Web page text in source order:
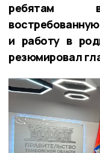
ребятам
и работу в
резюмировал